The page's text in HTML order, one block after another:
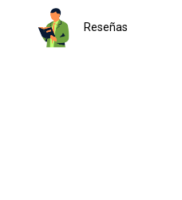
Reseñas